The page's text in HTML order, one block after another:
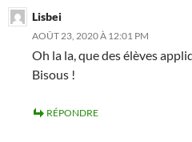
Lisbei
AOÛT 23, 2020 À 12:01 PM
Oh la la, que des élèves
Bisous !
RÉPONDRE